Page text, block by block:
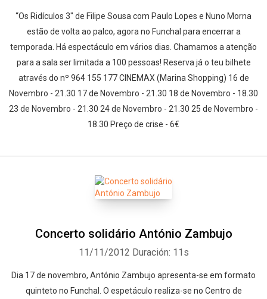
“Os Ridículos 3″ de Filipe Sousa com Paulo Lopes e Nuno Morna
estão de volta ao palco, agora no Funchal para encerrar a
temporada. Há espectáculo em vários dias. Chamamos a atenção
para a sala ser limitada a 100 pessoas! Reserva já o teu bilhete
através do nº 964 155 177 CINEMAX (Marina Shopping) 16 de
Novembro - 21.30 17 de Novembro - 21.30 18 de Novembro - 18.30
23 de Novembro - 21.30 24 de Novembro - 21.30 25 de Novembro -
18.30 Preço de crise - 6€
Concerto solidário António Zambujo
11/11/2012 Duración: 11s
Dia 17 de novembro, António Zambujo apresenta-se em formato
quinteto no Funchal. O espetáculo realiza-se no Centro de